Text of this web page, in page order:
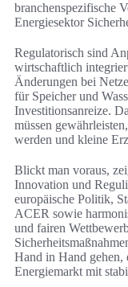
branchenspezifische
Energiesektor
Regulatorisch sind
wirtschaftlich
Änderungen bei
für Speicher und
Investitionsanreize.
müssen
werden und kleine
Blickt man voraus,
Innovation und
europäische Politik,
ACER sowie
und fairen
Hand in Hand gehen,
Energiemarkt mit